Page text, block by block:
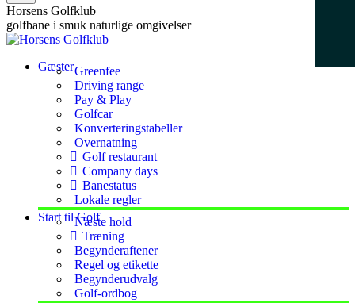
Horsens Golfklub
golfbane i smuk naturlige omgivelser
GæsterGreenfee
Driving range
Pay & Play
Golfcar
Konverteringstabeller
Overnatning
Golf restaurant
Company days
Banestatus
Lokale regler
Start til GolfNæste hold
Træning
Begynderaftener
Regel og etikette
Begynderudvalg
Golf-ordbog